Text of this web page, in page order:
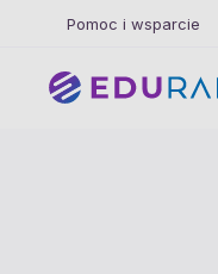
Pomoc i wsparcie